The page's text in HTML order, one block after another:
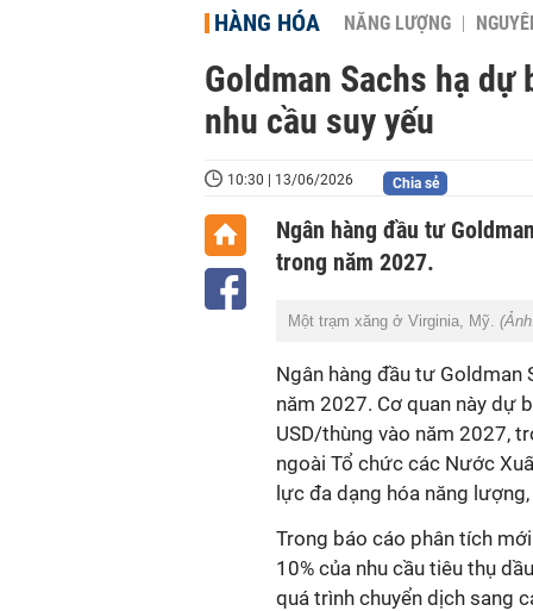
HÀNG HÓA NĂNG LƯỢNG
Goldman Sachs hạ dự
nhu cầu suy yếu
10:30 | 13/06/2026 Chia sẻ
Ngân hàng đầu tư
trong năm 2027.
Một trạm xăng ở Virginia, Mỹ.
Ngân hàng đầu tư Goldman
năm 2027. Cơ quan này dự
USD/thùng vào năm 2027,
ngoài Tổ chức các Nước
lực đa dạng hóa năng
Trong báo cáo phân tích
10% của nhu cầu tiêu thụ
quá trình chuyển dịch sang